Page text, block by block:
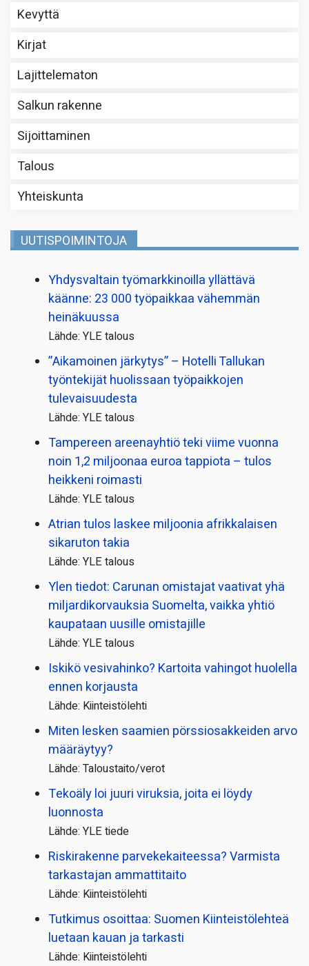
Kevyttä
Kirjat
Lajittelematon
Salkun rakenne
Sijoittaminen
Talous
Yhteiskunta
UUTISPOIMINTOJA
Yhdysvaltain työmarkkinoilla yllättävä
käänne: 23 000 työpaikkaa vähemmän
heinäkuussa
Lähde: YLE talous
”Aikamoinen järkytys” – Hotelli Tallukan
työntekijät huolissaan työpaikkojen
tulevaisuudesta
Lähde: YLE talous
Tampereen areenayhtiö teki viime vuonna
noin 1,2 miljoonaa euroa tappiota – tulos
heikkeni roimasti
Lähde: YLE talous
Atrian tulos laskee miljoonia afrikkalaisen
sikaruton takia
Lähde: YLE talous
Ylen tiedot: Carunan omistajat vaativat yhä
miljardi­korvauksia Suomelta, vaikka yhtiö
kaupataan uusille omistajille
Lähde: YLE talous
Iskikö vesivahinko? Kartoita vahingot huolella
ennen korjausta
Lähde: Kiinteistölehti
Miten lesken saamien pörssi­osakkeiden arvo
määräytyy?
Lähde: Taloustaito/verot
Tekoäly loi juuri viruksia, joita ei löydy
luonnosta
Lähde: YLE tiede
Riskirakenne parvekekaiteessa? Varmista
tarkastajan ammattitaito
Lähde: Kiinteistölehti
Tutkimus osoittaa: Suomen Kiinteistölehteä
luetaan kauan ja tarkasti
Lähde: Kiinteistölehti